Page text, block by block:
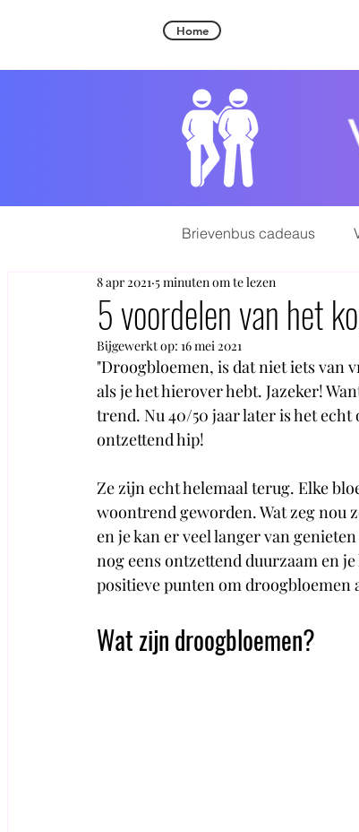
Home
Brievenbus cadeaus
5 voordelen van het
8 apr 2021 5 minuten om te lezen
Bijgewerkt op: 16 mei 2021
"Droogbloemen, is dat niet iets van
als je het hierover hebt. Jazeker!
trend. Nu 40/50 jaar later is het
ontzettend hip!
Ze zijn echt helemaal terug. Elke
woontrend geworden. Wat zeg nou
en je kan er veel langer van
nog eens ontzettend duurzaam en
positieve punten om
Wat zijn droogbloemen?